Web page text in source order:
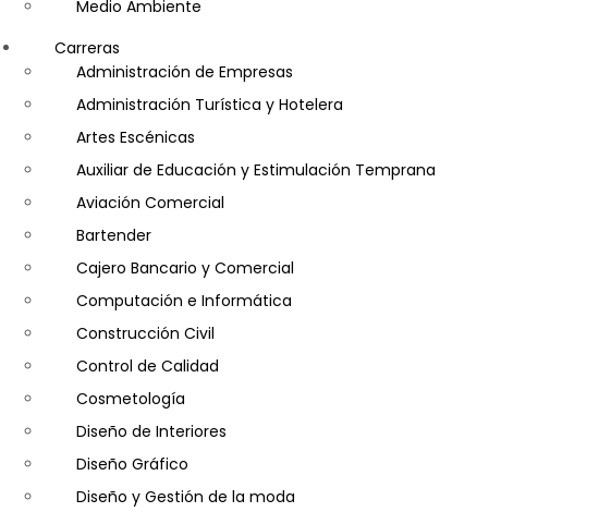
Medio Ambiente
Minería e Hidrocarburos
Salud y Psicología
Seguridad
Carreras
Administración de Empresas
Administración Turística y Hotelera
Artes Escénicas
Auxiliar de Educación y Estimulación Temprana
Aviación Comercial
Bartender
Cajero Bancario y Comercial
Computación e Informática
Construcción Civil
Control de Calidad
Cosmetología
Diseño de Interiores
Diseño Gráfico
Diseño y Gestión de la moda